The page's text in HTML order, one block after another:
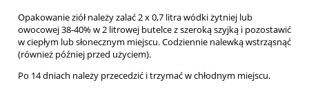
Opakowanie ziół należy zalać 2 x 0,7 litra wódki żytniej lub
owocowej 38-40% w 2 litrowej butelce z szeroką szyjką i pozostawić
w ciepłym lub słonecznym miejscu. Codziennie nalewką wstrząsnąć
(również później przed użyciem).
Po 14 dniach należy przecedzić i trzymać w chłodnym miejscu.